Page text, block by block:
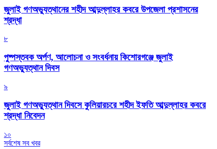
জুলাই গণঅভ্যুত্থানের শহীদ আব্দুল্লাহর কবরে উপজেলা প্রশাসনের
শ্রদ্ধা
৮
পুষ্পস্তবক অর্পণ, আলোচনা ও সংবর্ধনায় কিশোরগঞ্জে জুলাই
গণঅভ্যুত্থান দিবস
৯
জুলাই গণঅভ্যুত্থান দিবসে কুলিয়ারচরে শহীদ ইফতি আব্দুল্লাহর কবরে
শ্রদ্ধা নিবেদন
১০
সর্বশেষ সব খবর